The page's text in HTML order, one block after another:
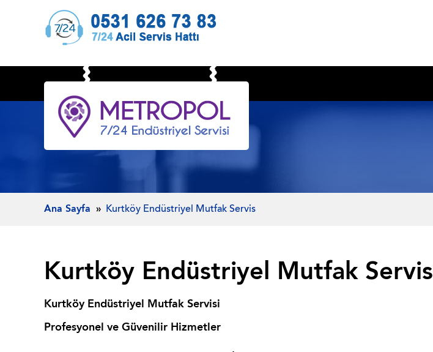
Ana Sayfa Kurtköy Endüstriyel Mutfak Servis
Kurtköy Endüstriyel Mutfak Servis
Kurtköy Endüstriyel Mutfak Servisi
Profesyonel ve Güvenilir Hizmetler